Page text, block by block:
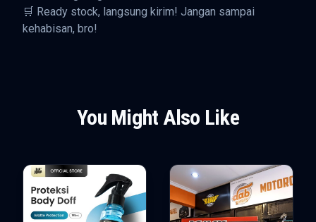
🛒 Ready stock, langsung kirim! Jangan sampai
kehabisan, bro!
You Might Also Like